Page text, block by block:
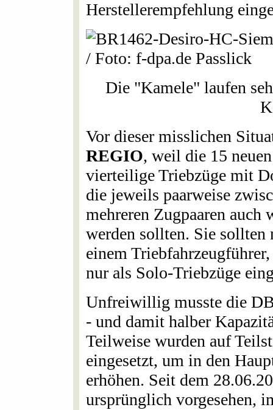
Herstellerempfehlung
Die "Kamele" laufen
Vor dieser misslichen
REGIO, weil die 15
vierteilige Triebzüge mit
die jeweils paarweise
mehreren Zugpaaren auch
werden sollten. Sie
einem
nur als Solo-Triebzüge
Unfreiwillig musste die
- und damit halber
Teilweise wurden auf
eingesetzt, um in den
erhöhen. Seit dem
ursprünglich vorgesehen,